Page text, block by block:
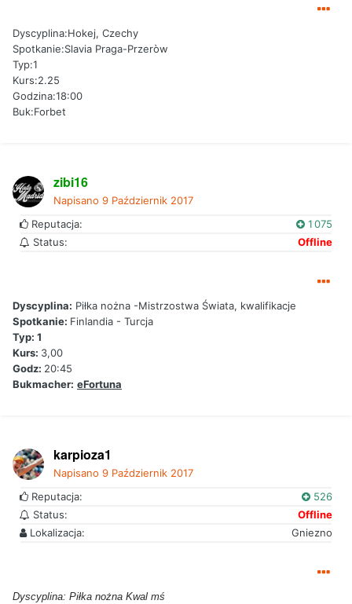
Dyscyplina:Hokej, Czechy
Spotkanie:Slavia Praga-Przeròw
Typ:1
Kurs:2.25
Godzina:18:00
Buk:Forbet
zibi16
Napisano 9 Październik 2017
Reputacja:
1 075
Status:
Offline
Dyscyplina: Piłka nożna -Mistrzostwa Świata, kwalifikacje
Spotkanie: Finlandia - Turcja
Typ: 1
Kurs: 3,00
Godz: 20:45
Bukmacher: eFortuna
karpioza1
Napisano 9 Październik 2017
Reputacja:
526
Status:
Offline
Lokalizacja:
Gniezno
Dyscyplina: Piłka nożna Kwal mś